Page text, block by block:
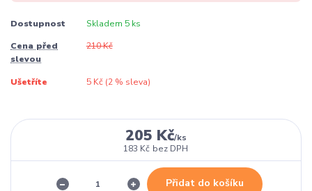
Dostupnost Skladem 5 ks
Cena před
slevou
210 Kč
Ušetříte 5 Kč (2% sleva)
205 Kč/ks
183 Kč bez DPH
Přidat do košíku